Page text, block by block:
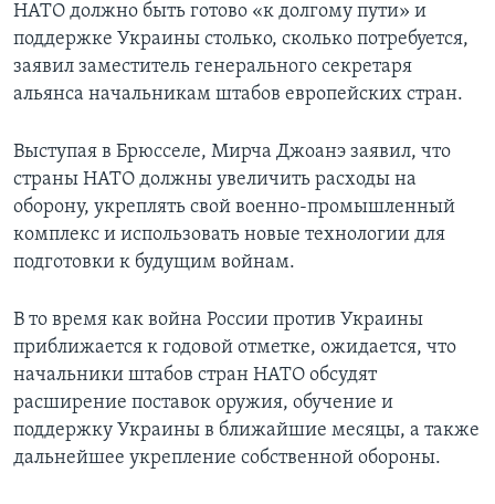
НАТО должно быть готово «к долгому пути» и
поддержке Украины столько, сколько потребуется,
заявил заместитель генерального секретаря
альянса начальникам штабов европейских стран.
Выступая в Брюсселе, Мирча Джоанэ заявил, что
страны НАТО должны увеличить расходы на
оборону, укреплять свой военно-промышленный
комплекс и использовать новые технологии для
подготовки к будущим войнам.
В то время как война России против Украины
приближается к годовой отметке, ожидается, что
начальники штабов стран НАТО обсудят
расширение поставок оружия, обучение и
поддержку Украины в ближайшие месяцы, а также
дальнейшее укрепление собственной обороны.